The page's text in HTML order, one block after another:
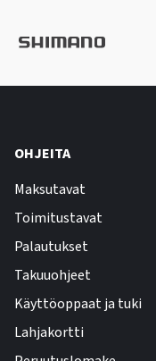
OHJEITA
Maksutavat
Toimitustavat
Palautukset
Takuuohjeet
Käyttöoppaat ja tuki
Lahjakortti